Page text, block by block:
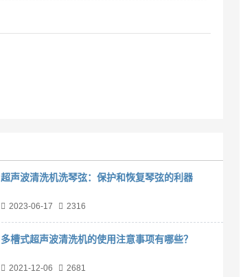
超声波清洗机洗琴弦：保护和恢复琴弦的利器
2023-06-17 2316
多槽式超声波清洗机的使用注意事项有哪些？
2021-12-06 2681